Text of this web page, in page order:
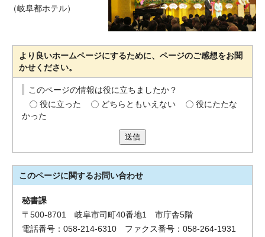
（岐阜都ホテル）
より良いホームページにするために、ページのご感想をお聞
かせください。
このページの情報は役に立ちましたか？
役に立った
どちらともいえない
役にたたな
かった
送信
このページに関するお問い合わせ
秘書課
〒500-8701 岐阜市司町40番地1 市庁舎5階
電話番号：058-214-6310 ファクス番号：058-264-1931